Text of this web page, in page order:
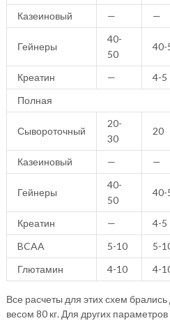
Казеиновый — —
Гейнеры
40-
50
40-
Креатин — 4-5
Полная
Сывороточный
20-
30
20
Казеиновый — —
Гейнеры
40-
50
40-
Креатин — 4-5
BCAA
5-10 5-
Глютамин
4-10 4-
Все расчеты для этих схем
весом 80 кг. Для других